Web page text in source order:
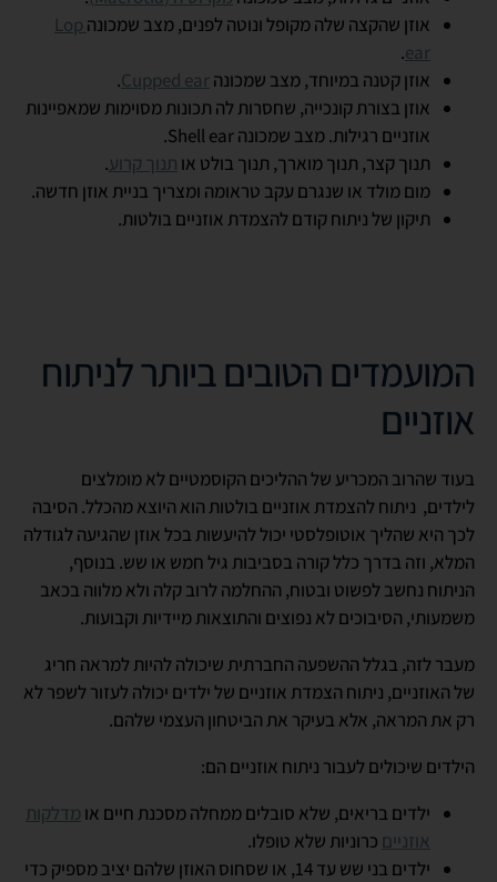
אוזן שהקצה שלה מקופל ונוטה לפנים, מצב שמכונה Lop
ear
.
אוזן קטנה במיוחד, מצב שמכונה Cupped ear
.
אוזן בצורת קונכייה, שחסרות לה תכונות מסוימות שמאפיינות
אוזניים רגילות. מצב שמכונה Shell ear.
תנוך קצר, תנוך מוארך, תנוך בולט או תנוך קרוע.
מום מולד או שנגרם עקב טראומה ומצריך בניית אוזן חדשה.
תיקון של ניתוח קודם להצמדת אוזניים בולטות.
המועמדים הטובים ביותר לניתוח
אוזניים
בעוד שהרוב המכריע של ההליכים הקוסמטיים לא מומלצים
לילדים, ניתוח להצמדת אוזניים בולטות הוא היוצא מהכלל. הסיבה
לכך היא שהליך אוטופלסטי יכול להיעשות בכל אוזן שהגיעה לגודלה
המלא, וזה בדרך כלל קורה בסביבות גיל חמש או שש. בנוסף,
הניתוח נחשב לפשוט ובטוח, ההחלמה לרוב קלה ולא מלווה בכאב
משמעותי, הסיבוכים לא נפוצים והתוצאות מיידיות וקבועות.
מעבר לזה, בגלל ההשפעה החברתית שיכולה להיות למראה חריג
של האוזניים, ניתוח הצמדת אוזניים של ילדים יכולה לעזור לשפר לא
רק את המראה, אלא בעיקר את הביטחון העצמי שלהם.
הילדים שיכולים לעבור ניתוח אוזניים הם:
ילדים בריאים, שלא סובלים ממחלה מסכנת חיים או מדלקות
אוזניים כרוניות שלא טופלו.
ילדים בני שש עד 14, או שסחוס האוזן שלהם יציב מספיק כדי